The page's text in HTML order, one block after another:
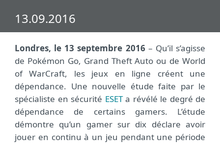
13.09.2016
Londres, le 13 septembre 2016 – Qu’il s’agisse
de Pokémon Go, Grand Theft Auto ou de World
of WarCraft, les jeux en ligne créent une
dépendance. Une nouvelle étude faite par le
spécialiste en sécurité ESETa révélé le degré de
dépendance de certains gamers. L’étude
démontre qu’un gamer sur dix déclare avoir
jouer en continu à un jeu pendant une période